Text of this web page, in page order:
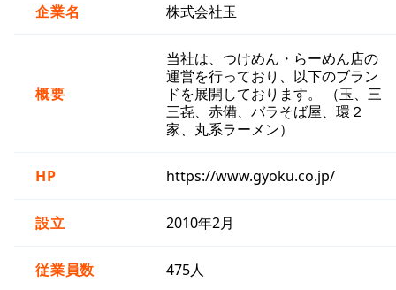
企業名 株式会社玉
概要
当社は、つけめん・らーめん店の
運営を行っており、以下のブラン
ドを展開しております。 （玉、三
三㐂、赤備、バラそば屋、環２
家、丸系ラーメン）
HP https://www.gyoku.co.jp/
設立 2010年2月
従業員数 475人